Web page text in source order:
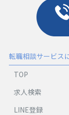
転職相談サービス
TOP
求人検索
LINE登録